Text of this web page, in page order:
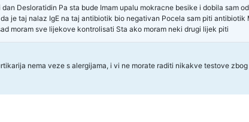
Desloratidin Pa sta bude Imam upalu mokracne besike i dobila sam
je taj nalaz IgE na taj antibiotik bio negativan Pocela sam piti
moram sve lijekove kontrolisati Sta ako moram neki drugi lijek piti
nema veze s alergijama, i vi ne morate raditi nikakve testove